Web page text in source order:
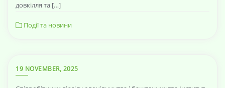
довкілля та […]
Події та новини
19 NOVEMBER, 2025